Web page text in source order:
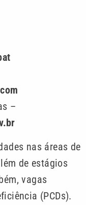
–
nas áreas de
de estágios
vagas
(PCDs).